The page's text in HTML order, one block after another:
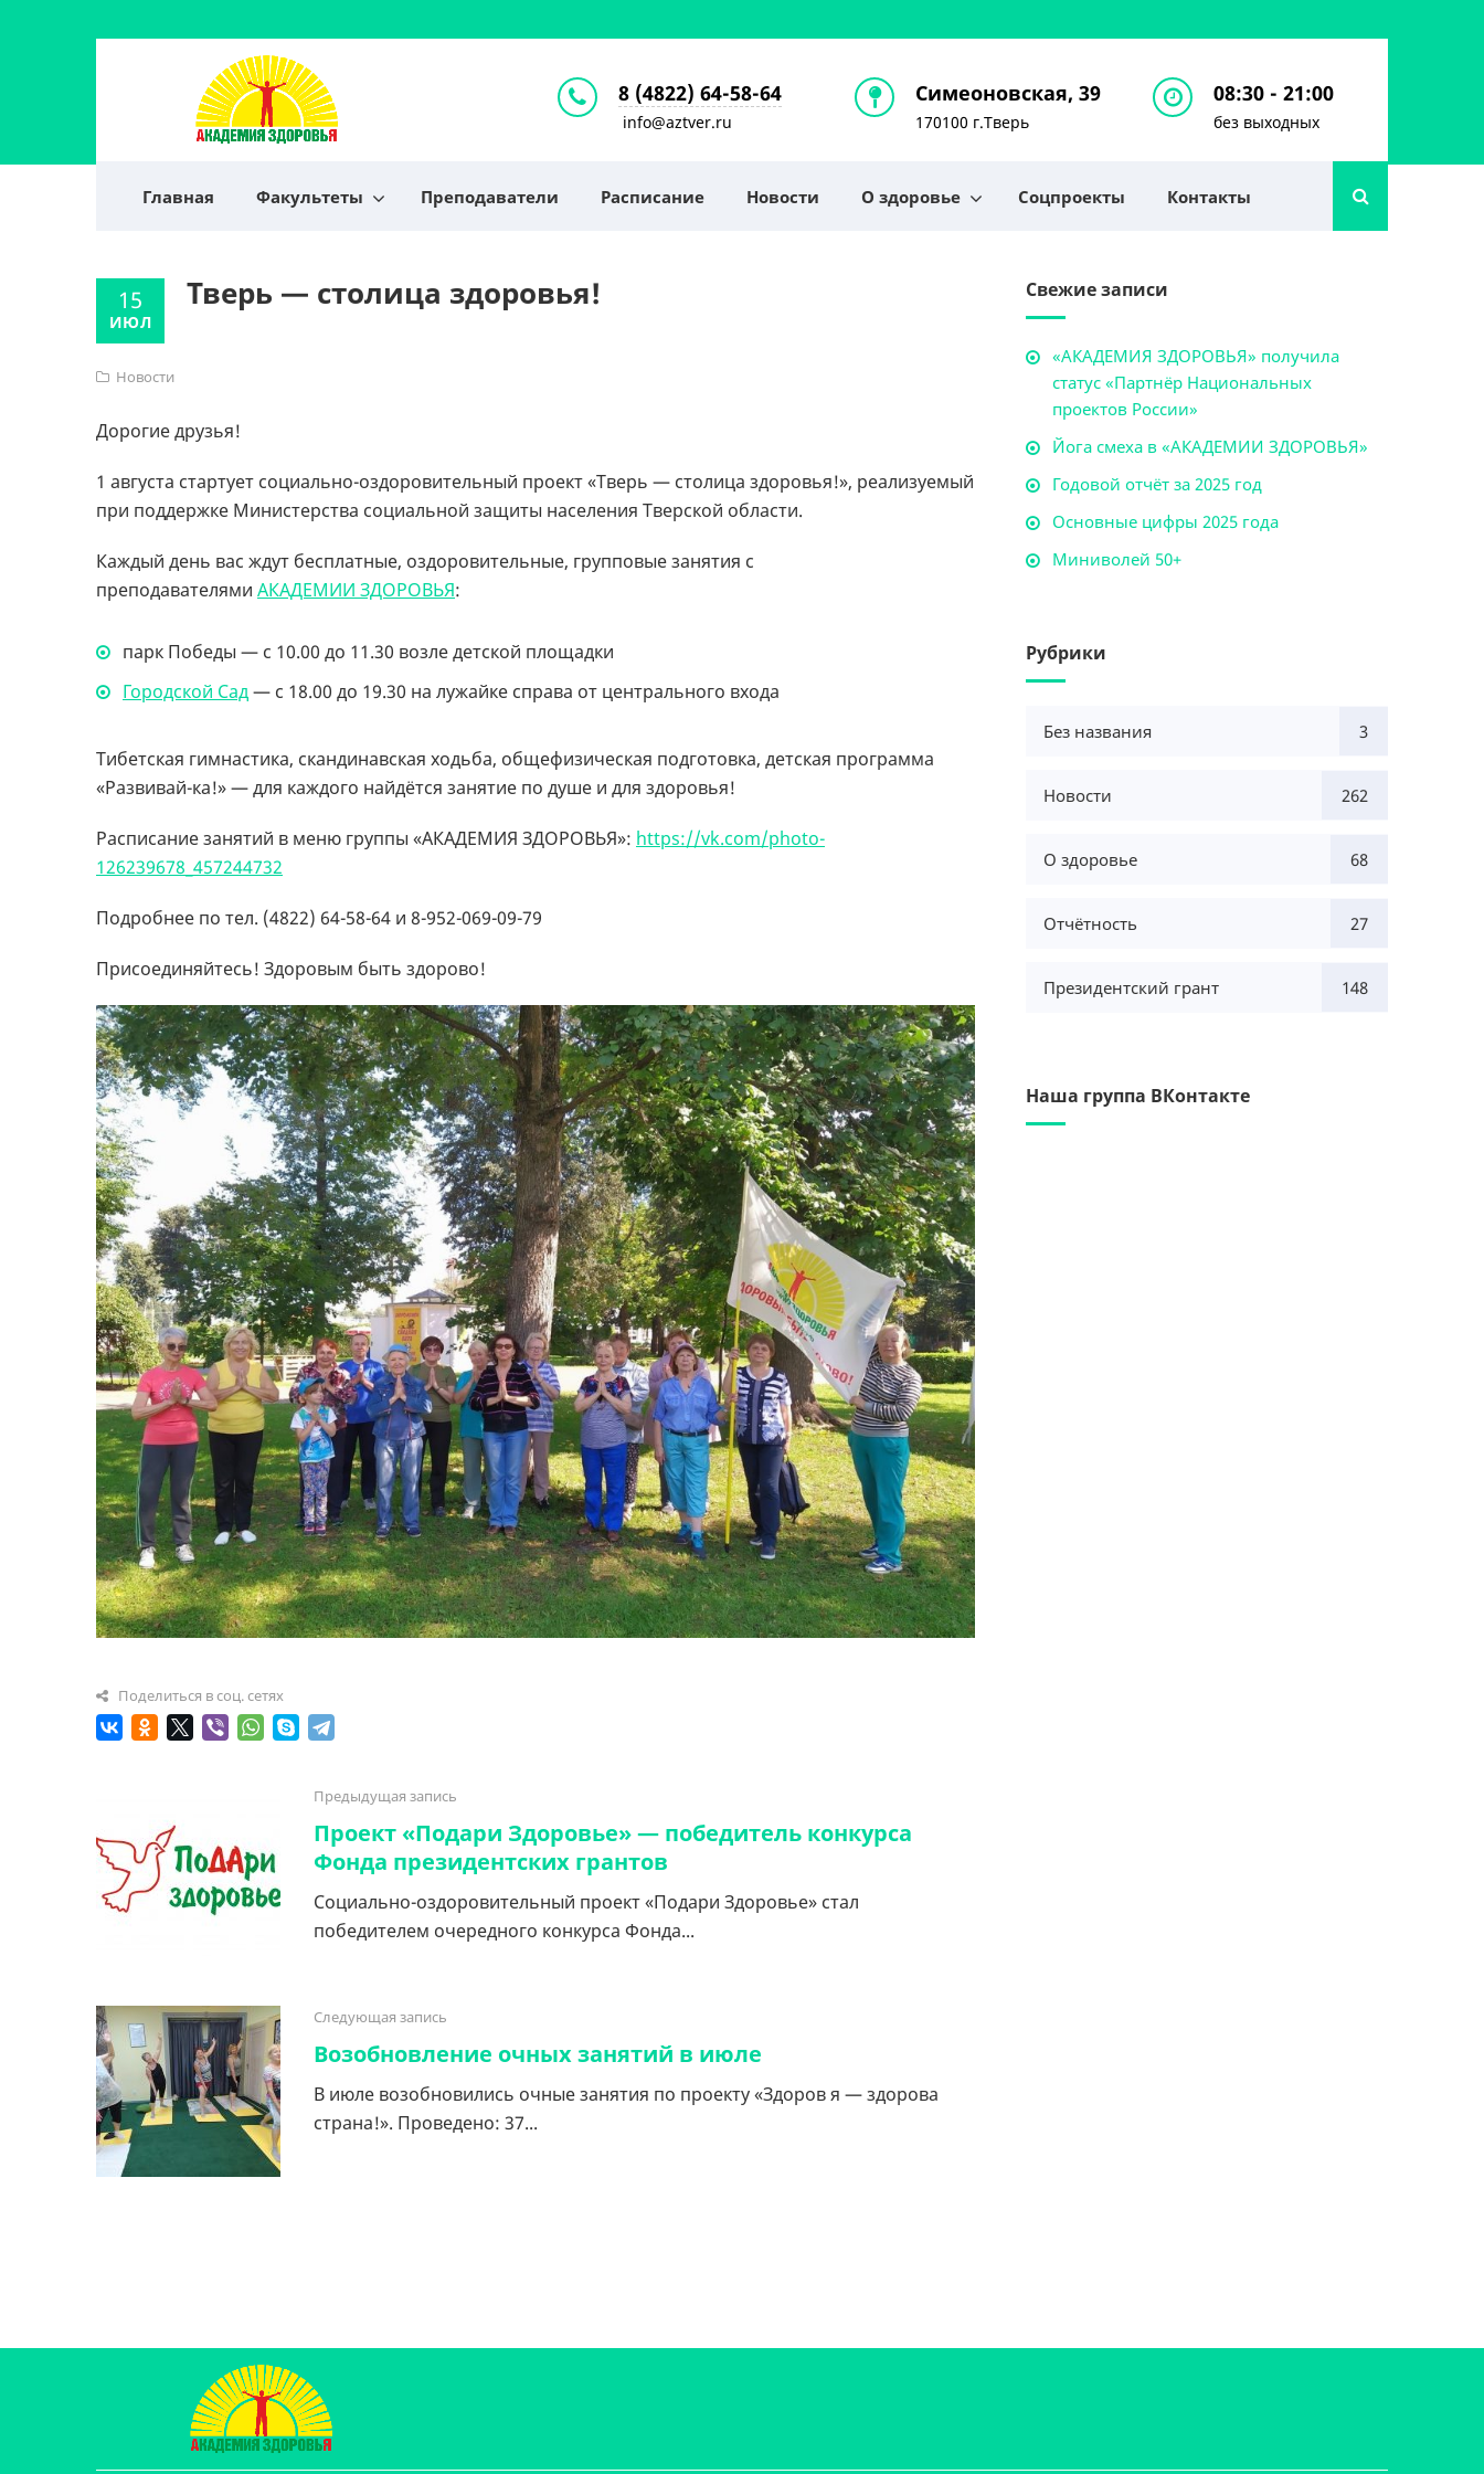
8 (4822) 64-58-64
info@aztver.ru
Симеоновская, 39
170100 г.Тверь
08:30 - 21:00
без выходных
Главная Факультеты Преподаватели Расписание Новости О здоровье Соцпроекты Контакты
15
ИЮЛ
Тверь — столица здоровья!
Новости
Дорогие друзья!
1 августа стартует социально-оздоровительный проект «Тверь — столица здоровья!», реализуемый
при поддержке Министерства социальной защиты населения Тверской области.
Каждый день вас ждут бесплатные, оздоровительные, групповые занятия с
преподавателями АКАДЕМИИ ЗДОРОВЬЯ:
парк Победы — с 10.00 до 11.30 возле детской площадки
Городской Сад— с 18.00 до 19.30 на лужайке справа от центрального входа
Тибетская гимнастика, скандинавская ходьба, общефизическая подготовка, детская программа
«Развивай-ка!» — для каждого найдётся занятие по душе и для здоровья!
Расписание занятий в меню группы «АКАДЕМИЯ ЗДОРОВЬЯ»: https://vk.com/photo-
126239678_457244732
Подробнее по тел. (4822) 64-58-64 и 8-952-069-09-79
Присоединяйтесь! Здоровым быть здорово!
Поделиться в соц. сетях
Предыдущая запись
Проект «Подари Здоровье» — победитель конкурса
Фонда президентских грантов
Социально-оздоровительный проект «Подари Здоровье» стал
победителем очередного конкурса Фонда...
Следующая запись
Возобновление очных занятий в июле
В июле возобновились очные занятия по проекту «Здоров я — здорова
страна!». Проведено: 37...
Свежие записи
«АКАДЕМИЯ ЗДОРОВЬЯ» получила
статус «Партнёр Национальных
проектов России»
Йога смеха в «АКАДЕМИИ ЗДОРОВЬЯ»
Годовой отчёт за 2025 год
Основные цифры 2025 года
Миниволей 50+
Рубрики
Без названия 3
Новости 262
О здоровье 68
Отчётность 27
Президентский грант 148
Наша группа ВКонтакте